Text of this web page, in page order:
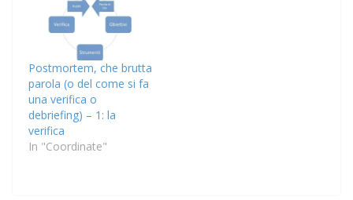
Postmortem, che brutta
parola (o del come si fa
una verifica o
debriefing) – 1: la
verifica
In "Coordinate"